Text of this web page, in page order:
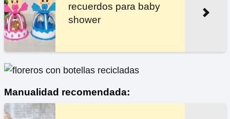
recuerdos para baby
shower
Manualidad recomendada: